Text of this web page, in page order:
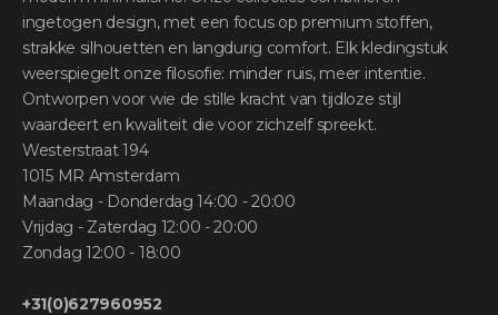
ingetogen design, met een focus op premium stoffen,
strakke silhouetten en langdurig comfort. Elk kledingstuk
weerspiegelt onze filosofie: minder ruis, meer intentie.
Ontworpen voor wie de stille kracht van tijdloze stijl
waardeert en kwaliteit die voor zichzelf spreekt.
Westerstraat 194
1015 MR Amsterdam
Maandag - Donderdag 14:00 - 20:00
Vrijdag - Zaterdag 12:00 - 20:00
Zondag 12:00 - 18:00
+31(0)627960952